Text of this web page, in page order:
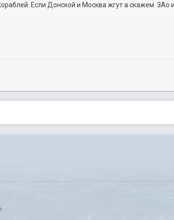
Если Донской и Москва жгут а скажем ЗАо